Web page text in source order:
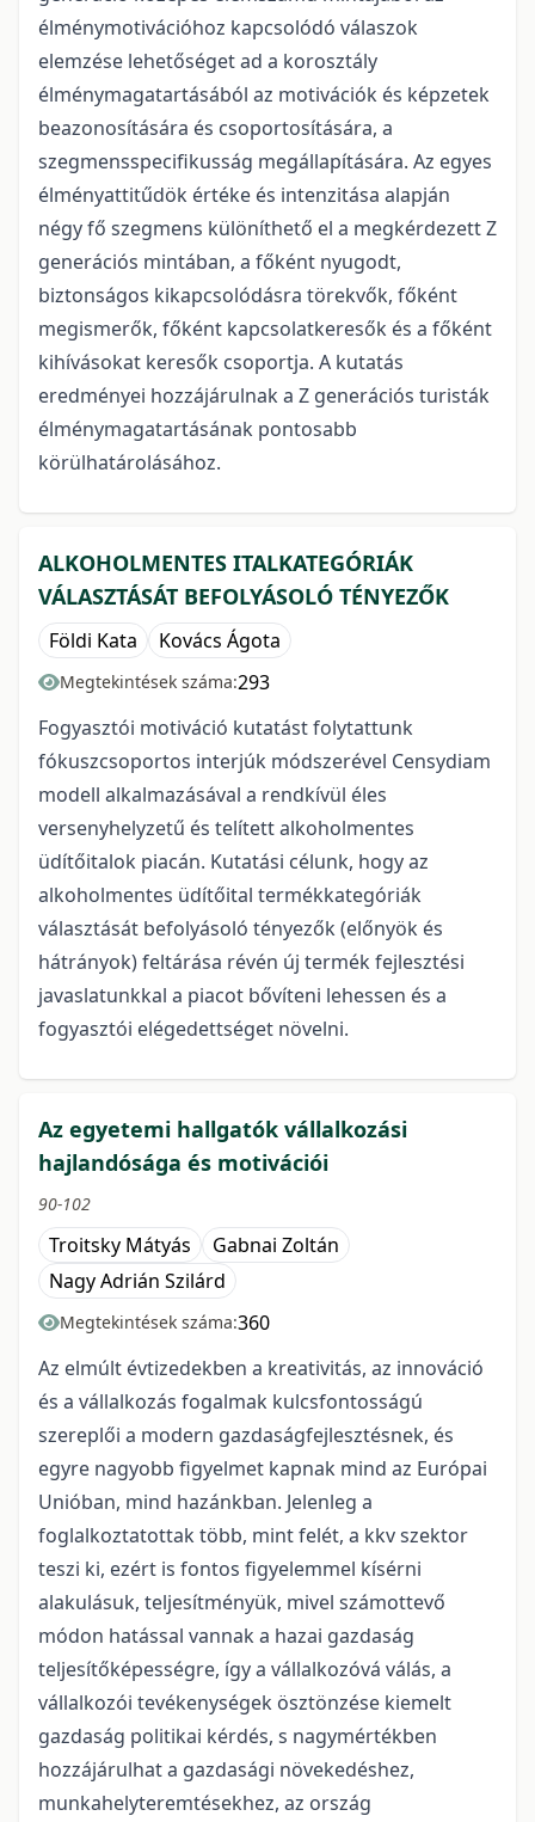
élménymotivációhoz kapcsolódó válaszok
elemzése lehetőséget ad a korosztály
élménymagatartásából az motivációk és képzetek
beazonosítására és csoportosítására, a
szegmensspecifikusság megállapítására. Az egyes
élményattitűdök értéke és intenzitása alapján
négy fő szegmens különíthető el a megkérdezett Z
generációs mintában, a főként nyugodt,
biztonságos kikapcsolódásra törekvők, főként
megismerők, főként kapcsolatkeresők és a főként
kihívásokat keresők csoportja. A kutatás
eredményei hozzájárulnak a Z generációs turisták
élménymagatartásának pontosabb
körülhatárolásához.
ALKOHOLMENTES ITALKATEGÓRIÁK
VÁLASZTÁSÁT BEFOLYÁSOLÓ TÉNYEZŐK
Földi Kata Kovács Ágota
Megtekintések száma:293
Fogyasztói motiváció kutatást folytattunk
fókuszcsoportos interjúk módszerével Censydiam
modell alkalmazásával a rendkívül éles
versenyhelyzetű és telített alkoholmentes
üdítőitalok piacán. Kutatási célunk, hogy az
alkoholmentes üdítőital termékkategóriák
választását befolyásoló tényezők (előnyök és
hátrányok) feltárása révén új termék fejlesztési
javaslatunkkal a piacot bővíteni lehessen és a
fogyasztói elégedettséget növelni.
Az egyetemi hallgatók vállalkozási
hajlandósága és motivációi
90-102
Troitsky Mátyás
Gabnai Zoltán
Nagy Adrián Szilárd
Megtekintések száma:360
Az elmúlt évtizedekben a kreativitás, az innováció
és a vállalkozás fogalmak kulcsfontosságú
szereplői a modern gazdaságfejlesztésnek, és
egyre nagyobb figyelmet kapnak mind az Európai
Unióban, mind hazánkban. Jelenleg a
foglalkoztatottak több, mint felét, a kkv szektor
teszi ki, ezért is fontos figyelemmel kísérni
alakulásuk, teljesítményük, mivel számottevő
módon hatással vannak a hazai gazdaság
teljesítőképességre, így a vállalkozóvá válás, a
vállalkozói tevékenységek ösztönzése kiemelt
gazdaság politikai kérdés, s nagymértékben
hozzájárulhat a gazdasági növekedéshez,
munkahelyteremtésekhez, az ország